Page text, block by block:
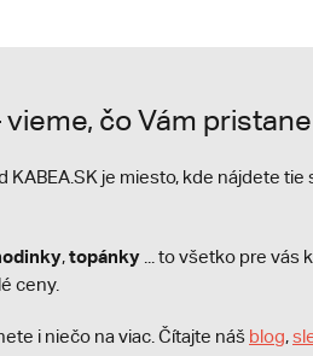
vieme, čo Vám pristane
KABEA.SK je miesto, kde nájdete
,topánky ... to všetko pre vás
ceny.
i niečo na viac. Čítajte náš blog,